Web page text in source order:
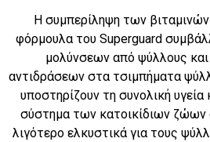
Η συμπερίληψη των
φόρμουλα του Superguard
μολύνσεων από ψύλλους
αντιδράσεων στα τσιμπήματα
υποστηρίζουν τη συνολική υγεία
σύστημα των κατοικίδιων
λιγότερο ελκυστικά για τους